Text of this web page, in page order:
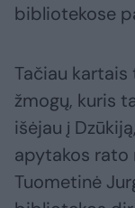
bibliotekose
Tačiau
žmogų, kuris
išėjau į
apytakos rato
Tuometinė